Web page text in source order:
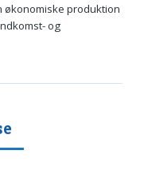
økonomiske produktion
og